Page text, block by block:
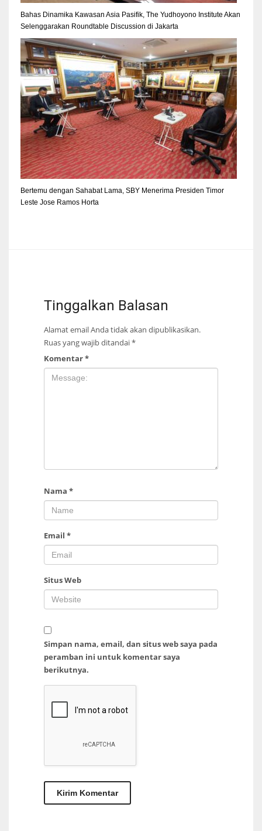
Bahas Dinamika Kawasan Asia Pasifik, The Yudhoyono Institute Akan
Selenggarakan Roundtable Discussion di Jakarta
Bertemu dengan Sahabat Lama, SBY Menerima Presiden Timor
Leste Jose Ramos Horta
Tinggalkan Balasan
Alamat email Anda tidak akan dipublikasikan.
Ruas yang wajib ditandai*
Komentar*
Nama *
Email *
Situs Web
Simpan nama, email, dan situs web saya pada
peramban ini untuk komentar saya
berikutnya.